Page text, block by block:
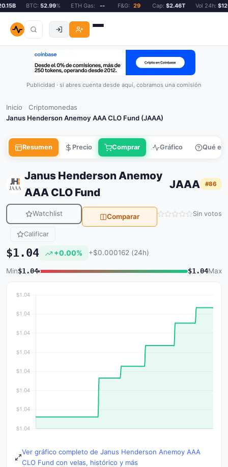
BTC:52.99% ETH Gas: -- F&G: 29 Cap:$2.46T Vol 24h:
Publicidad · si abres cuenta desde aquí, cobramos una comisión
Inicio Criptomonedas
Janus Henderson Anemoy AAA CLO Fund (JAAA)
Resumen Precio Comprar Gráfico Qué es
Janus Henderson Anemoy
AAA CLO Fund
JAAA #86
Watchlist Comparar Sin votos
Calificar
$1.04 +0.00% +$0.000162 (24h)
Min$1.04 $1.04Max
Ver gráfico completo de Janus Henderson Anemoy AAA
CLO Fund con velas, histórico y más